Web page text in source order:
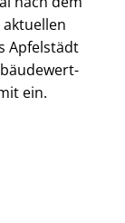
Apfelstädt
ein.